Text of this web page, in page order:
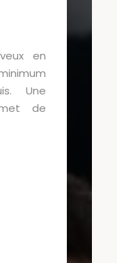
en
Une
de